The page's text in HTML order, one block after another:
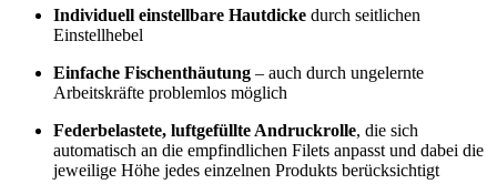
Individuell einstellbare Hautdicke durch seitlichen
Einstellhebel
Einfache Fischenthäutung – auch durch ungelernte
Arbeitskräfte problemlos möglich
Federbelastete, luftgefüllte Andruckrolle, die sich
automatisch an die empfindlichen Filets anpasst und dabei die
jeweilige Höhe jedes einzelnen Produkts berücksichtigt